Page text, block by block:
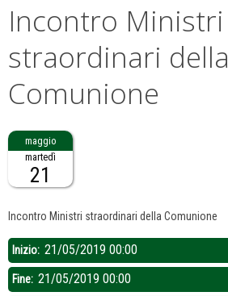
Incontro Ministri
straordinari della
Comunione
martedì
21
Incontro Ministri straordinari della Comunione
Inizio: 21/05/2019 00:00
Fine: 21/05/2019 00:00